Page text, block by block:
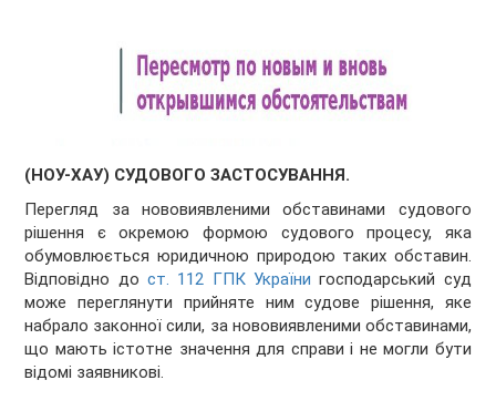
(НОУ-ХАУ) СУДОВОГО ЗАСТОСУВАННЯ.
Перегляд за нововиявленими обставинами судового
рішення є окремою формою судового процесу, яка
обумовлюється юридичною природою таких обставин.
Відповідно дост. 112 ГПК України господарський суд
може переглянути прийняте ним судове рішення, яке
набрало законної сили, за нововиявленими обставинами,
що мають істотне значення для справи і не могли бути
відомі заявникові.